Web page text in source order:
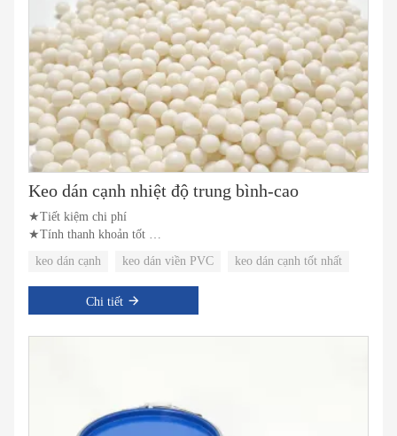
Keo dán cạnh nhiệt độ trung bình-cao
★Tiết kiệm chi phí
★Tính thanh khoản tốt
keo dán cạnh keo dán viền PVC keo dán cạnh tốt nhất
Chi tiết